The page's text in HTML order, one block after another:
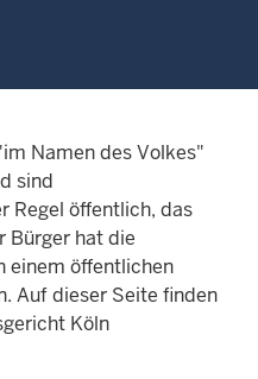
Namen des Volkes"
sind
Regel öffentlich, das
Bürger hat die
einem öffentlichen
Auf dieser Seite finden
Köln